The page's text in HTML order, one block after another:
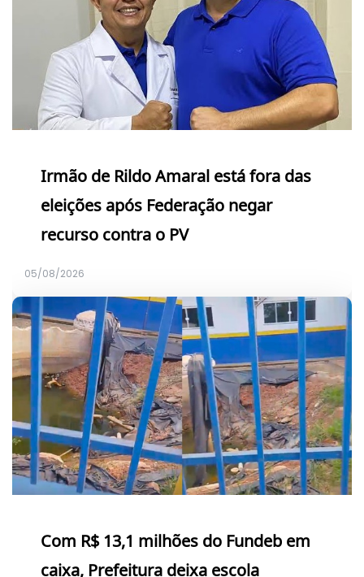
Irmão de Rildo Amaral está fora das
eleições após Federação negar
recurso contra o PV
05/08/2026
Com R$ 13,1 milhões do Fundeb em
caixa, Prefeitura deixa escola